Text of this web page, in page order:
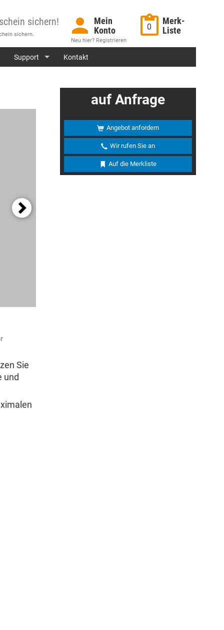
Mein
Konto
Neu hier? Registrieren
Merk-
Liste
0
sichern!
sichern.
Support Kontakt
Sie
und
auf Anfrage
Angebot anfordern
Wir rufen Sie an
Auf die Merkliste